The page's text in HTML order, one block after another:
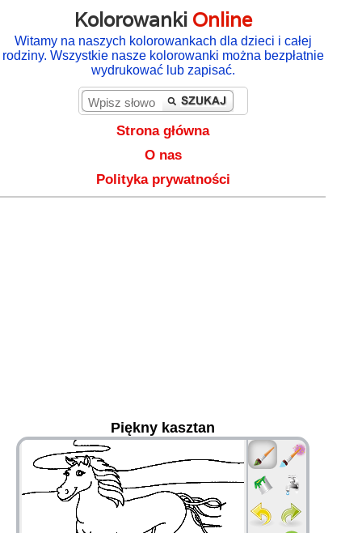
Kolorowanki Online
Witamy na naszych kolorowankach dla dzieci i całej
rodziny. Wszystkie nasze kolorowanki można bezpłatnie
wydrukować lub zapisać.
Strona główna
O nas
Polityka prywatności
Piękny kasztan